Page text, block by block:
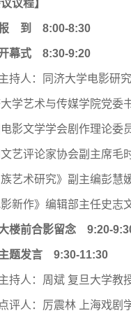
议议程】
到 8:00-8:30
幕式 8:30-9:20
持人：同济大学电影研
大学艺术与传媒学院党委
影文学学会剧作理论委
艺评论家协会副主席毛
族艺术研究》副主编彭慧
影新作》编辑部主任史志
楼前合影留念 9:20-
题发言 9:30-11:30
持人：周斌 复旦大学教
点评人：厉震林 上海戏剧